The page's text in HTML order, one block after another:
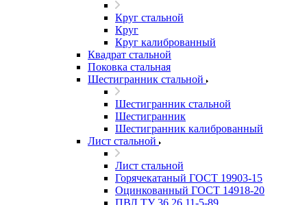
Круг стальной
Круг
Круг калиброванный
Квадрат стальной
Поковка стальная
Шестигранник стальной
Шестигранник стальной
Шестигранник
Шестигранник калиброванный
Лист стальной
Лист стальной
Горячекатаный ГОСТ 19903-15
Оцинкованный ГОСТ 14918-20
ПВЛ ТУ 36.26.11-5-89